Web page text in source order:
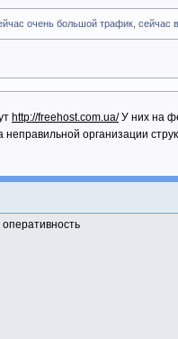
очень большой трафик, сейчас
http://freehost.com.ua/У них на
неправильной организации